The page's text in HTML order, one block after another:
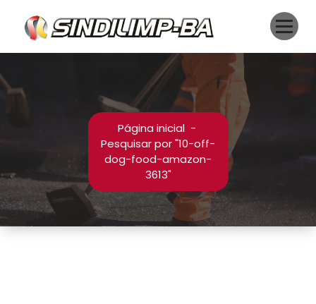
conteúdo
Página inicial-
Pesquisar por "10-off-
dog-food-amazon-
3613"